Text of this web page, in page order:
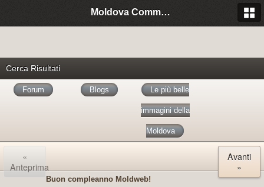
Moldova Community Italia
Cerca Risultati
Forum Blogs Le più belle
immagini della
Moldova
«
Anteprima
Avanti
»
Buon compleanno Moldweb!